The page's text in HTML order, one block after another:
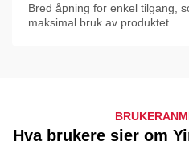
Bred åpning for enkel tilgang,
maksimal bruk av produktet.
Hva brukere sier om